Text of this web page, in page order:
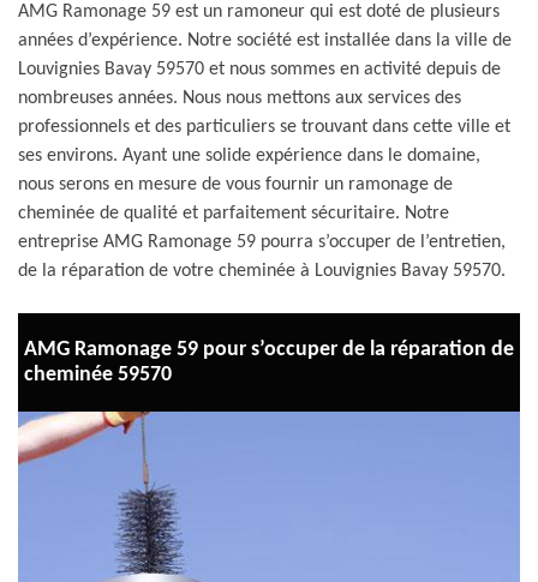
AMG Ramonage 59 est un ramoneur qui est doté de plusieurs
années d’expérience. Notre société est installée dans la ville de
Louvignies Bavay 59570 et nous sommes en activité depuis de
nombreuses années. Nous nous mettons aux services des
professionnels et des particuliers se trouvant dans cette ville et
ses environs. Ayant une solide expérience dans le domaine,
nous serons en mesure de vous fournir un ramonage de
cheminée de qualité et parfaitement sécuritaire. Notre
entreprise AMG Ramonage 59 pourra s’occuper de l’entretien,
de la réparation de votre cheminée à Louvignies Bavay 59570.
AMG Ramonage 59 pour s’occuper de la réparation de
cheminée 59570